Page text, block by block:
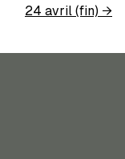
24 avril (fin) →